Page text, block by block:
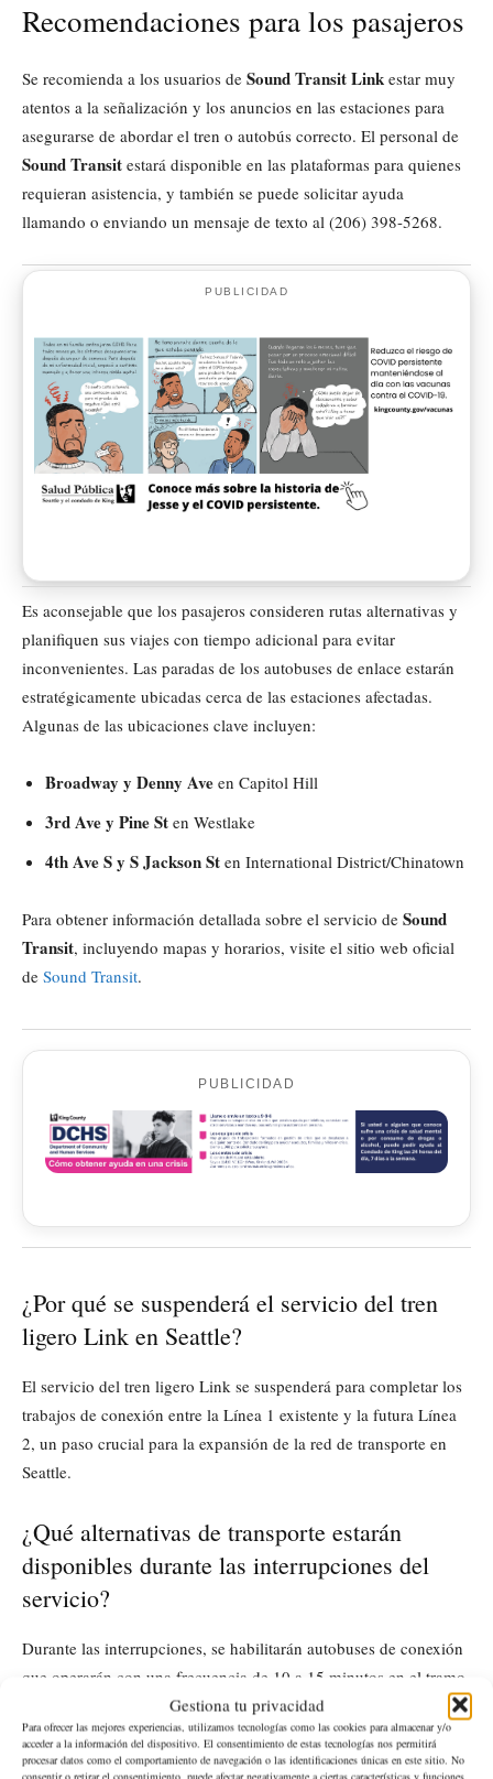
Gestiona tu privacidad
Para ofrecer las mejores experiencias, utilizamos tecnologías como las cookies para almacenar y/o
acceder a la información del dispositivo. El consentimiento de estas tecnologías nos permitirá
procesar datos como el comportamiento de navegación o las identificaciones únicas en este sitio. No
consentir o retirar el consentimiento, puede afectar negativamente a ciertas características y funciones.
Recomendaciones para los pasajeros
Se recomienda a los usuarios de Sound Transit Link estar muy
atentos a la señalización y los anuncios en las estaciones para
asegurarse de abordar el tren o autobús correcto. El personal de
Sound Transit estará disponible en las plataformas para quienes
requieran asistencia, y también se puede solicitar ayuda
llamando o enviando un mensaje de texto al (206) 398-5268.
PUBLICIDAD
Es aconsejable que los pasajeros consideren rutas alternativas y
planifiquen sus viajes con tiempo adicional para evitar
inconvenientes. Las paradas de los autobuses de enlace estarán
estratégicamente ubicadas cerca de las estaciones afectadas.
Algunas de las ubicaciones clave incluyen:
Broadway y Denny Ave en Capitol Hill
3rd Ave y Pine St en Westlake
4th Ave S y S Jackson St en International District/Chinatown
Para obtener información detallada sobre el servicio de Sound
Transit, incluyendo mapas y horarios, visite el sitio web oficial
de Sound Transit.
PUBLICIDAD
¿Por qué se suspenderá el servicio del tren
ligero Link en Seattle?
El servicio del tren ligero Link se suspenderá para completar los
trabajos de conexión entre la Línea 1 existente y la futura Línea
2, un paso crucial para la expansión de la red de transporte en
Seattle.
¿Qué alternativas de transporte estarán
disponibles durante las interrupciones del
servicio?
Durante las interrupciones, se habilitarán autobuses de conexión
que operarán con una frecuencia de 10 a 15 minutos en el tramo
afectado entre las estaciones Capitol Hill y SODO.
¿Dónde puedo encontrar asistencia o